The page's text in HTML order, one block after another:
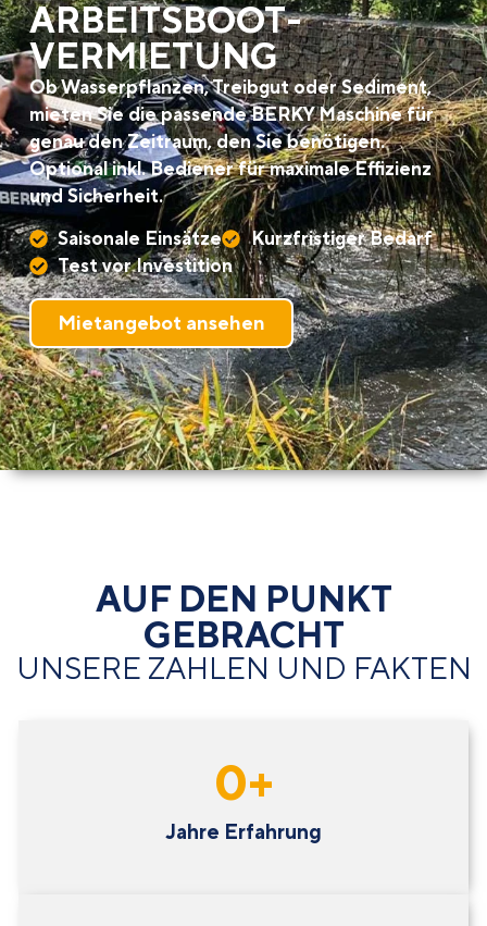
ARBEITSBOOT­
VERMIETUNG
Ob Wasserpflanzen, Treibgut oder Sediment,
mieten Sie die passende BERKY Maschine für
genau den Zeitraum, den Sie benötigen.
Optional inkl. Bediener für maximale Effizienz
und Sicherheit.
Saisonale Einsätze
Kurzfristiger Bedarf
Test vor Investition
Mietangebot ansehen
AUF DEN PUNKT
GEBRACHT
UNSERE ZAHLEN UND FAKTEN
Jahre Erfahrung
0+